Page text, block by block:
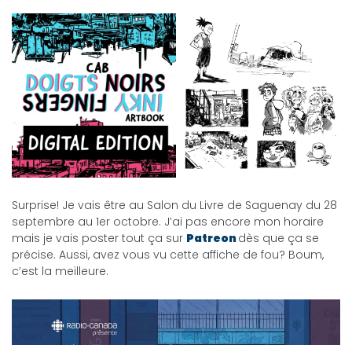
Surprise! Je vais être au Salon du Livre de Saguenay du 28
septembre au 1er octobre. J’ai pas encore mon horaire
mais je vais poster tout ça sur Patreondès que ça se
précise. Aussi, avez vous vu cette affiche de fou? Boum,
c’est la meilleure.